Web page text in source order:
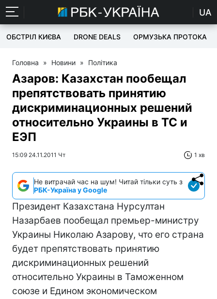
UA
ОБСТРІЛ КИЄВА DRONE DEALS ОРМУЗЬКА ПРОТОКА
Головна » Новини » Політика
Азаров: Казахстан пообещал
препятствовать принятию
дискриминационных решений
относительно Украины в ТС и
ЕЭП
15:09 24.11.2011 Чт 1 хв
Не витрачай час на шум! Читай тільки суть з
РБК-Україна у Google
Президент Казахстана Нурсултан
Назарбаев пообещал премьер-министру
Украины Николаю Азарову, что его страна
будет препятствовать принятию
дискриминационных решений
относительно Украины в Таможенном
союзе и Едином экономическом